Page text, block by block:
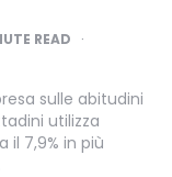
READ
sulle abitudini
utilizza
il 7,9% in più